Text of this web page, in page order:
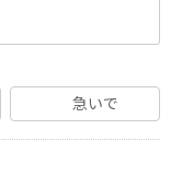
急いで